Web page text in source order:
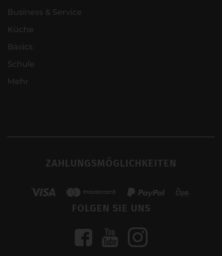
Business & Service
Küche
Basics
Schule
Mehr
ZAHLUNGSMÖGLICHKEITEN
FOLGEN SIE UNS